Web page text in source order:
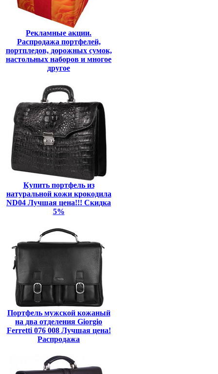
Рекламные акции.
Распродажа портфелей,
портпледов, дорожных сумок,
настольных наборов и многое
другое
Купить портфель из
натуральной кожи крокодила
ND04 Лучшая цена!!! Скидка
5%
Портфель мужской кожаный
на два отделения Giorgio
Ferretti 076 008 Лучшая цена!
Распродажа